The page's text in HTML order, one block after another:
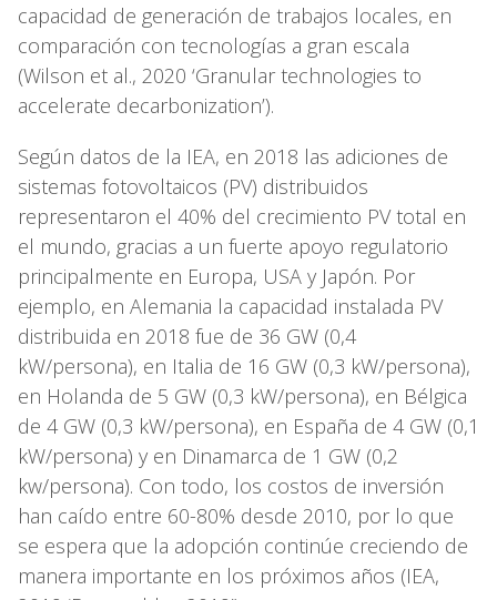
capacidad de generación de trabajos locales, en
comparación con tecnologías a gran escala
(Wilson et al., 2020 ‘Granular technologies to
accelerate decarbonization’).
Según datos de la IEA, en 2018 las adiciones de
sistemas fotovoltaicos (PV) distribuidos
representaron el 40% del crecimiento PV total en
el mundo, gracias a un fuerte apoyo regulatorio
principalmente en Europa, USA y Japón. Por
ejemplo, en Alemania la capacidad instalada PV
distribuida en 2018 fue de 36 GW (0,4
kW/persona), en Italia de 16 GW (0,3 kW/persona),
en Holanda de 5 GW (0,3 kW/persona), en Bélgica
de 4 GW (0,3 kW/persona), en España de 4 GW (0,1
kW/persona) y en Dinamarca de 1 GW (0,2
kw/persona). Con todo, los costos de inversión
han caído entre 60-80% desde 2010, por lo que
se espera que la adopción continúe creciendo de
manera importante en los próximos años (IEA,